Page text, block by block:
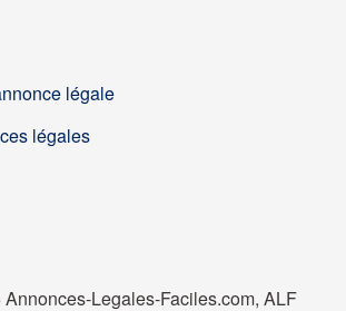
légale
légales
Legales-Faciles.com, ALF